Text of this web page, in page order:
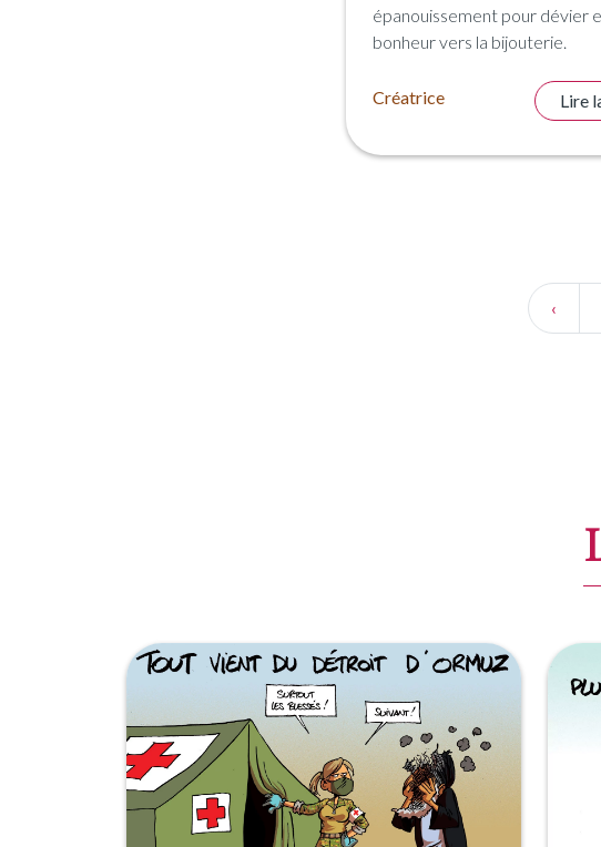
épanouissement pour dévier
bonheur vers la bijouterie.
Créatrice Lire
‹